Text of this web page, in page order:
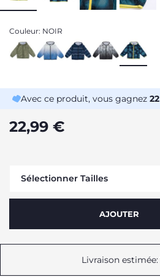
Couleur: NOIR
Avec ce produit, vous gagnez 22
22,99 €
Sélectionner Tailles
AJOUTER
Livraison estimée: